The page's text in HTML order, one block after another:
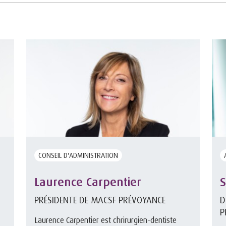
CONSEIL D'ADMINISTRATION
Laurence Carpentier
PRÉSIDENTE DE MACSF PRÉVOYANCE
Laurence Carpentier est chrirurgien-dentiste